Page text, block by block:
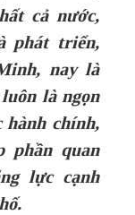
cả nước,
phát triển,
nay là
là ngọn
hành chính,
phần quan
lực cạnh